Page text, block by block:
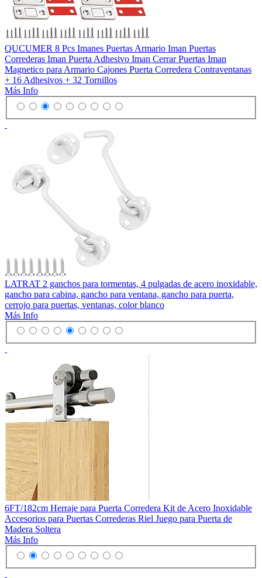
QUCUMER 8 Pcs Imanes Puertas Armario Iman Puertas
Correderas Iman Puerta Adhesivo Iman Cerrar Puertas Iman
Magnetico para Armario Cajones Puerta Corredera Contraventanas
+ 16 Adhesivos + 32 Tornillos
Más Info
LATRAT 2 ganchos para tormentas, 4 pulgadas de acero inoxidable,
gancho para cabina, gancho para ventana, gancho para puerta,
cerrojo para puertas, ventanas, color blanco
Más Info
6FT/182cm Herraje para Puerta Corredera Kit de Acero Inoxidable
Accesorios para Puertas Correderas Riel Juego para Puerta de
Madera Soltera
Más Info